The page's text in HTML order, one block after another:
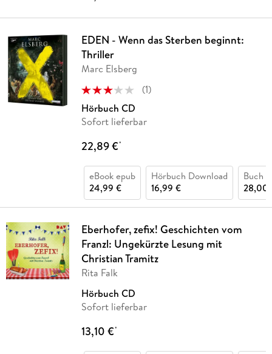
EDEN - Wenn das Sterben beginnt:
Thriller
Marc Elsberg
(1)
Hörbuch CD
Sofort lieferbar
22,89 €*
eBook epub
24,99 €
Hörbuch Download
16,99 €
Buch
28,00
Eberhofer, zefix! Geschichten vom
Franzl: Ungekürzte Lesung mit
Christian Tramitz
Rita Falk
Hörbuch CD
Sofort lieferbar
13,10 €*